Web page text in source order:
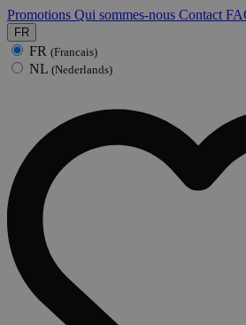
Promotions Qui sommes-nous Contact
FR
FR (Francais)
NL (Nederlands)